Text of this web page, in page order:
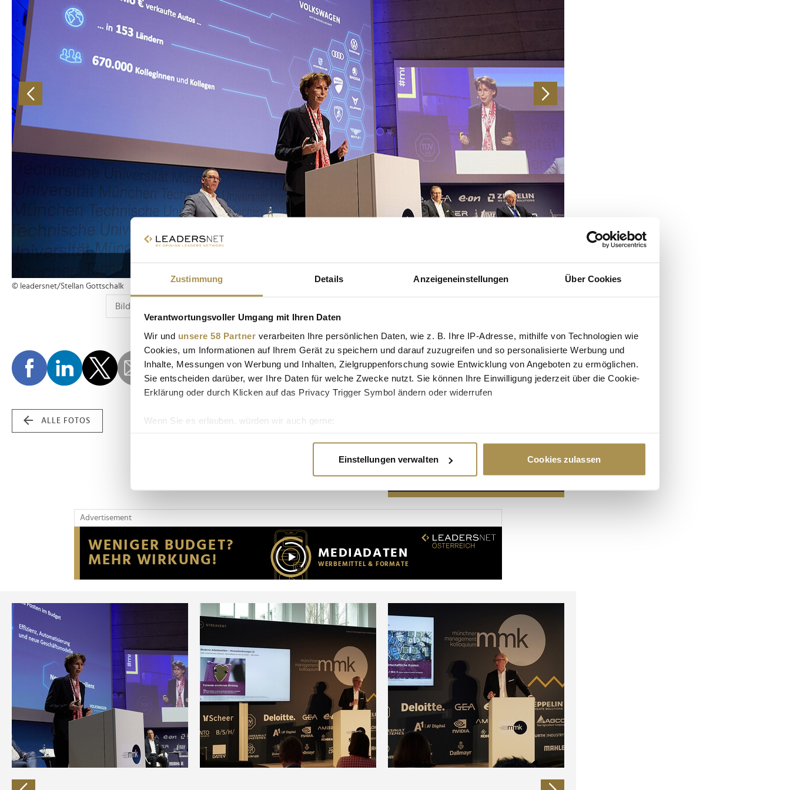
Zustimmung Details Anzeigeneinstellungen Über Cookies
Verantwortungsvoller Umgang mit Ihren Daten
Wir und unsere 58 Partner verarbeiten Ihre persönlichen Daten, wie z. B. Ihre IP-Adresse, mithilfe von Technologien wie
Cookies, um Informationen auf Ihrem Gerät zu speichern und darauf zuzugreifen und so personalisierte Werbung und
Inhalte, Messungen von Werbung und Inhalten, Zielgruppenforschung sowie Entwicklung von Angeboten zu ermöglichen.
Sie entscheiden darüber, wer Ihre Daten für welche Zwecke nutzt. Sie können Ihre Einwilligung jederzeit über die Cookie-
Erklärung oder durch Klicken auf das Privacy Trigger Symbol ändern oder widerrufen
Wenn Sie es erlauben, würden wir auch gerne:
Erfahren Sie mehr darüber, wie Ihre persönlichen Daten verarbeitet werden, und legen Sie Ihre Präferenzen im
Wir verwenden Cookies, um Inhalte und Anzeigen zu personalisieren, Funktionen für soziale Medien anbieten zu können
Website an unsere Partner für soziale Medien, Werbung und Analysen weiter. Unsere Partner führen diese Informationen
möglicherweise mit weiteren Daten zusammen, die Sie ihnen bereitgestellt haben oder die sie im Rahmen Ihrer Nutzung
der Dienste gesammelt haben.
Einstellungen verwalten Cookies zulassen
© leadersnet/Stellan Gottschalk
ALLE FOTOS
Advertisement
Advertisement